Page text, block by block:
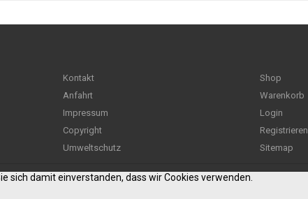
Kontakt
Anfahrt
Impressum
Copyright
Umweltschutz
Shop
Warenkorb
Login
Registrieren
Sitemap
sich damit einverstanden, dass wir Cookies verwenden.